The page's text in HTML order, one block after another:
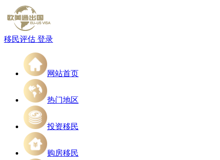
移民评估 登录
网站首页
热门地区
投资移民
购房移民